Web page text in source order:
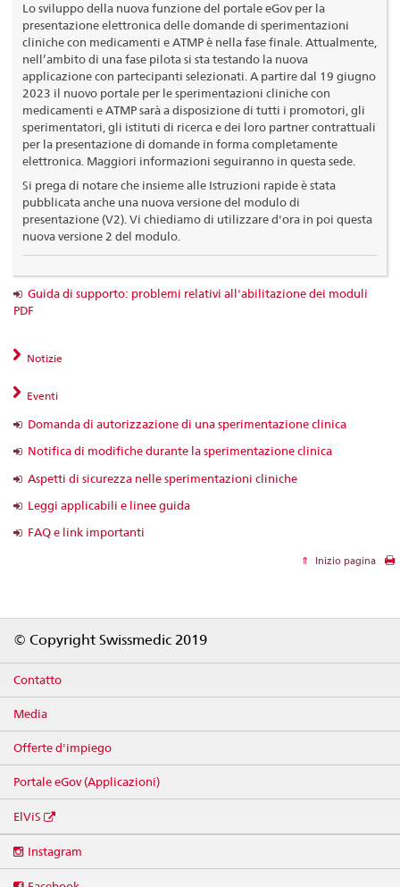
Lo sviluppo della nuova funzione del portale eGov per la
presentazione elettronica delle domande di sperimentazioni
cliniche con medicamenti e ATMP è nella fase finale. Attualmente,
nell’ambito di una fase pilota si sta testando la nuova
applicazione con partecipanti selezionati. A partire dal 19 giugno
2023 il nuovo portale per le sperimentazioni cliniche con
medicamenti e ATMP sarà a disposizione di tutti i promotori, gli
sperimentatori, gli istituti di ricerca e dei loro partner contrattuali
per la presentazione di domande in forma completamente
elettronica. Maggiori informazioni seguiranno in questa sede.
Si prega di notare che insieme alle Istruzioni rapide è stata
pubblicata anche una nuova versione del modulo di
presentazione (V2). Vi chiediamo di utilizzare d'ora in poi questa
nuova versione 2 del modulo.
Guida di supporto: problemi relativi all'abilitazione dei moduli
PDF
Notizie
Eventi
Domanda di autorizzazione di una sperimentazione clinica
Notifica di modifiche durante la sperimentazione clinica
Aspetti di sicurezza nelle sperimentazioni cliniche
Leggi applicabili e linee guida
FAQ e link importanti
Inizio pagina
© Copyright Swissmedic 2019
Contatto
Media
Offerte d'impiego
Portale eGov (Applicazioni)
ElViS
media
Instagram